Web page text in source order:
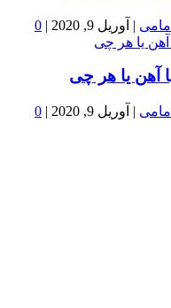
امامی | آوریل 9, 2020 |
0
آهن یا هر چی
امامی | آوریل 9, 2020 |
0